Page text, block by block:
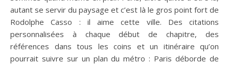
autant se servir du paysage et c’est là le gros point fort de
Rodolphe Casso : il aime cette ville. Des citations
personnalisées à chaque début de chapitre, des
références dans tous les coins et un itinéraire qu’on
pourrait suivre sur un plan du métro : Paris déborde de